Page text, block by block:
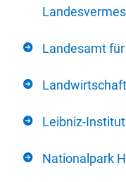
Landesamt
Leibniz-
Nationalpark